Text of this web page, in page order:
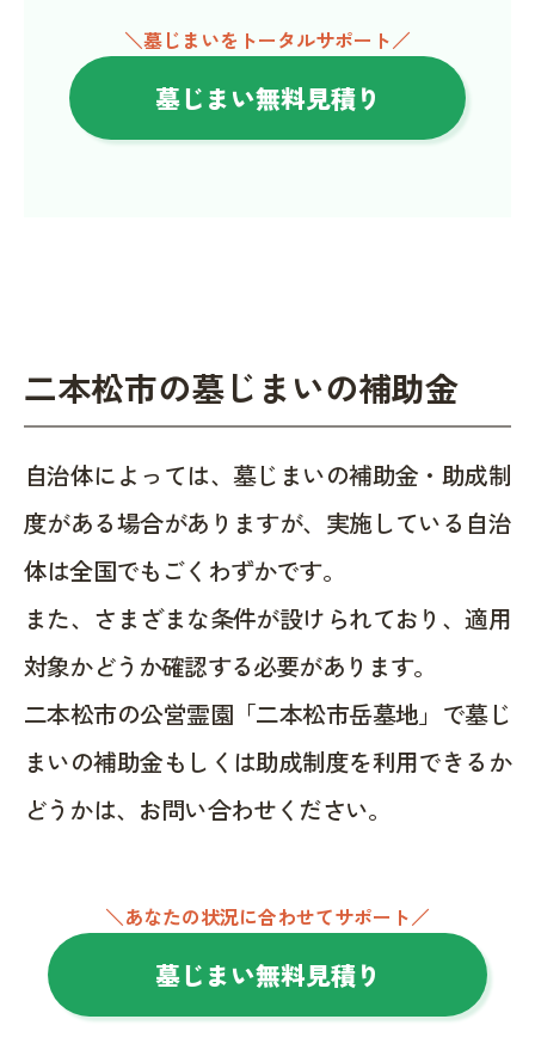
＼墓じまいをトータルサポート／
墓じまい無料見積り
二本松市の墓じまいの補助金
自治体によっては、墓じまいの補助金・助成制
度がある場合がありますが、実施している自治
体は全国でもごくわずかです。
また、さまざまな条件が設けられており、適用
対象かどうか確認する必要があります。
二本松市の公営霊園「二本松市岳墓地」で墓じ
まいの補助金もしくは助成制度を利用できるか
どうかは、お問い合わせください。
＼あなたの状況に合わせてサポート／
墓じまい無料見積り